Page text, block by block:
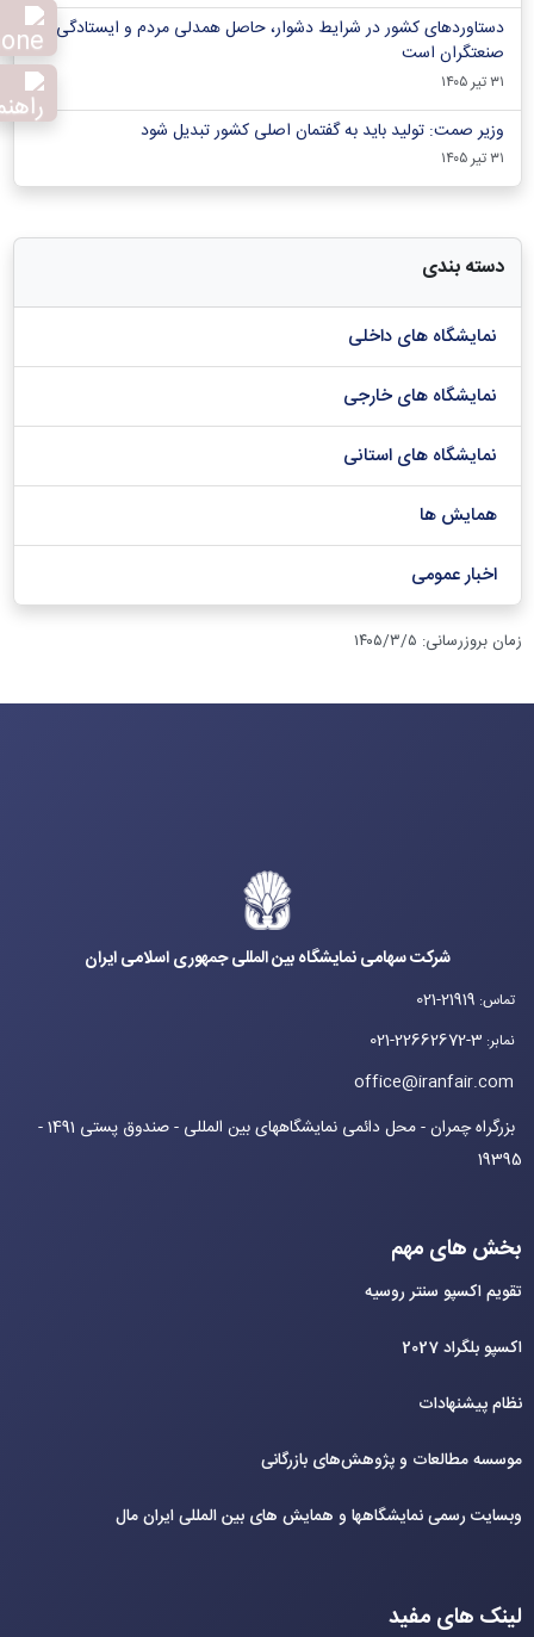
دستاوردهای کشور در شرایط دشوار، حاصل همدلی مردم و ایستادگی
صنعتگران است
۳۱ تیر ۱۴۰۵
وزیر صمت: تولید باید به گفتمان اصلی کشور تبدیل شود
۳۱ تیر ۱۴۰۵
دسته بندی
نمایشگاه های داخلی
نمایشگاه های خارجی
نمایشگاه های استانی
همایش ها
اخبار عمومی
زمان بروزرسانی: ۱۴۰۵/۳/۵
شرکت سهامی نمایشگاه بین المللی جمهوری اسلامی ایران
تماس:
021-21919
نمابر:
021-22662672-3
office@iranfair.com
بزرگراه چمران - محل دائمی نمایشگاههای بین المللی - صندوق پستی 1491 -
19395
بخش های مهم
تقویم اکسپو سنتر روسیه
اکسپو بلگراد 2027
نظام پیشنهادات
موسسه مطالعات و پژوهش‌های بازرگانی
وبسایت رسمی نمایشگاهها و همایش های بین‌ المللی ایران مال
لینک های مفید